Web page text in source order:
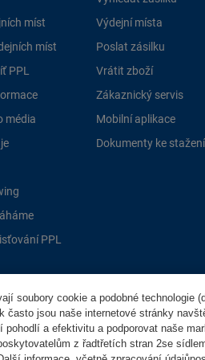
míst
míst
PPL
média
PPL
EU
Výdejní místa
Poslat zásilku
Vrátit zboží
Zákaznický servis
Mobilní aplikace
Dokumenty ke stažení
soubory cookie a podobné technologie
často jsou naše internetové stránky
pohodlí a efektivitu a podporovat naše
z řadtřetích stran 2se